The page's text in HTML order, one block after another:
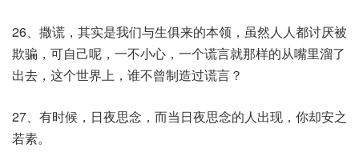
26、撒谎，其实是我们与生俱来的本领，虽然人人都讨厌被
欺骗，可自己呢，一不小心，一个谎言就那样的从嘴里溜了
出去，这个世界上，谁不曾制造过谎言？
27、有时候，日夜思念，而当日夜思念的人出现，你却安之
若素。